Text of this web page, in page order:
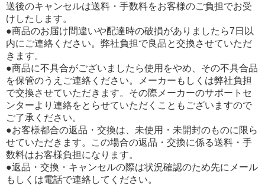
送後のキャンセルは送料・手数料をお客様のご負担でお受
けしたします。
●商品のお届け間違いや配達時の破損がありましたら7日以
内にご連絡ください。弊社負担で良品と交換させていただ
きます。
●商品に不具合がございましたら使用をやめ、その不具合品
を保管のうえご連絡ください。メーカーもしくは弊社負担
で交換させていただきます。その際メーカーのサポートセ
ンターより連絡をとらせていただくこともございますので
ご了承ください。
●お客様都合の返品・交換は、未使用・未開封のものに限ら
せていただきます。この場合の返品・交換に係る送料・手
数料はお客様負担になります。
●返品・交換・キャンセルの際は状況確認のため先にメール
もしくは電話で連絡してください。